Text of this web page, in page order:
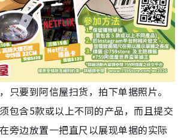
只要到阿信屋扫货，拍下单据照片。
包含5款或以上不同的产品，而且提交
旁边放置一把直尺以展现单据的实际